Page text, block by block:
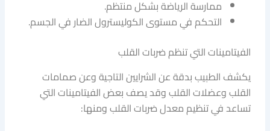
ممارسة الرياضة بشكل منتظم.
التحكم في مستوى الكوليسترول الضار في الجسم.
الفيتامينات التي تنظم ضربات القلب
يكشف الطبيب بدقة عن الشرايين التاجية وعن صمامات
القلب وعضلات القلب وقد يصف بعض الفيتامينات التي
تساعد في تنظيم معدل ضربات القلب ومنها: